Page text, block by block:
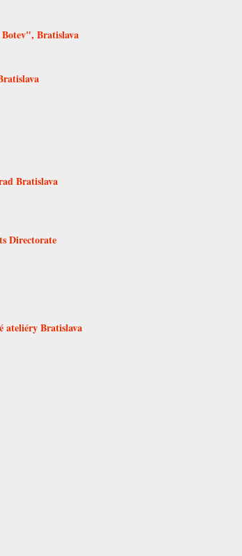
Bratislava
Bratislava
Directorate
ateliéry Bratislava